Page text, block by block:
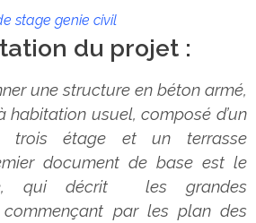
stage genie civil
du projet :
une structure en béton armé,
habitation usuel, composé d’un
trois étage et un terrasse
document de base est le
qui décrit les grandes
commençant par les plan des